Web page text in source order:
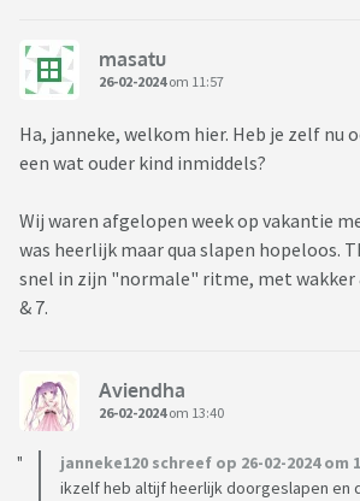
masatu
26-02-2024om 11:57
Ha, janneke, welkom hier. Heb je zelf nu
een wat ouder kind inmiddels?
Wij waren afgelopen week op vakantie
was heerlijk maar qua slapen hopeloos.
snel in zijn "normale" ritme, met wakker
& 7.
Aviendha
26-02-2024om 13:40
janneke120 schreef op 26-02-2024 om
ikzelf heb altijf heerlijk doorgeslapen en